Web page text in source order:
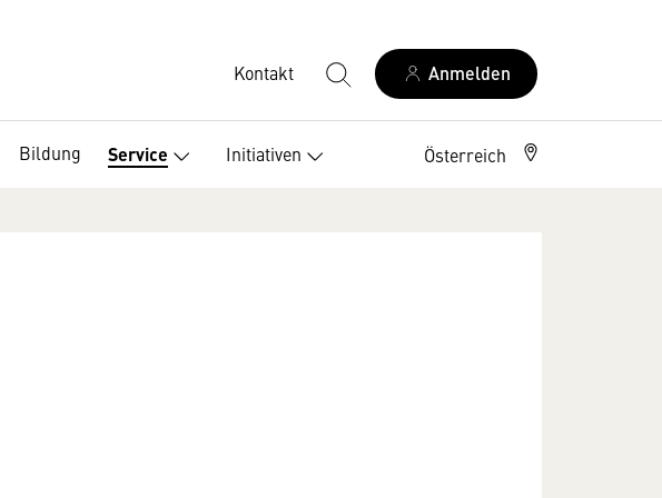
Kontakt Anmelden
Bildung Service Initiativen Österreich